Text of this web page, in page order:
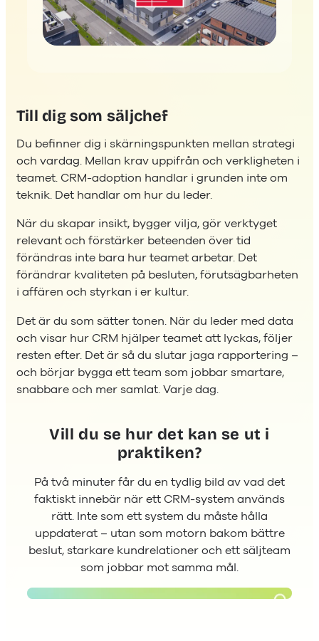
Till dig som säljchef
Du befinner dig i skärningspunkten mellan strategi
och vardag. Mellan krav uppifrån och verkligheten i
teamet. CRM-adoption handlar i grunden inte om
teknik. Det handlar om hur du leder.
När du skapar insikt, bygger vilja, gör verktyget
relevant och förstärker beteenden över tid
förändras inte bara hur teamet arbetar. Det
förändrar kvaliteten på besluten, förutsägbarheten
i affären och styrkan i er kultur.
Det är du som sätter tonen. När du leder med data
och visar hur CRM hjälper teamet att lyckas, följer
resten efter. Det är så du slutar jaga rapportering –
och börjar bygga ett team som jobbar smartare,
snabbare och mer samlat. Varje dag.
Vill du se hur det kan se ut i
praktiken?
På två minuter får du en tydlig bild av vad det
faktiskt innebär när ett CRM-system används
rätt. Inte som ett system du måste hålla
uppdaterat – utan som motorn bakom bättre
beslut, starkare kundrelationer och ett säljteam
som jobbar mot samma mål.